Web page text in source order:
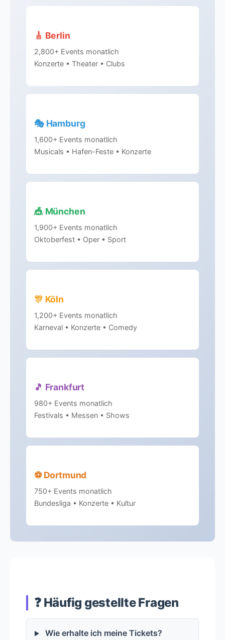
🎸 Berlin
2,800+ Events monatlich
Konzerte • Theater • Clubs
🎭 Hamburg
1,600+ Events monatlich
Musicals • Hafen-Feste • Konzerte
🎪 München
1,900+ Events monatlich
Oktoberfest • Oper • Sport
🎊 Köln
1,200+ Events monatlich
Karneval • Konzerte • Comedy
🎵 Frankfurt
980+ Events monatlich
Festivals • Messen • Shows
⚽ Dortmund
750+ Events monatlich
Bundesliga • Konzerte • Kultur
❓ Häufig gestellte Fragen
Wie erhalte ich meine Tickets?